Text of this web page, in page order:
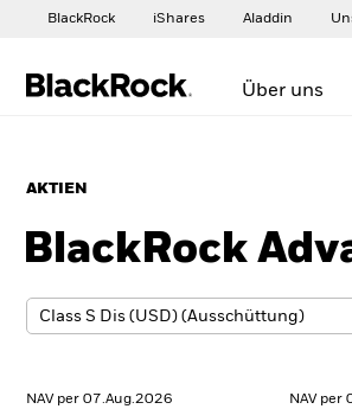
BlackRock iShares Aladdin
Über uns
AKTIEN
BlackRock
NAV per 07.Aug.2026 NAV per